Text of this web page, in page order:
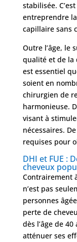
stabilisée.
entreprendre
capillaire sans
Outre l’âge, le
qualité et de la
est essentiel
soient en
chirurgien de
harmonieuse.
visant à
nécessaires.
requises pour
DHI et FUE :
cheveux
Contrairement
n’est pas
personnes
perte de
dès l’âge de
atténuer ses